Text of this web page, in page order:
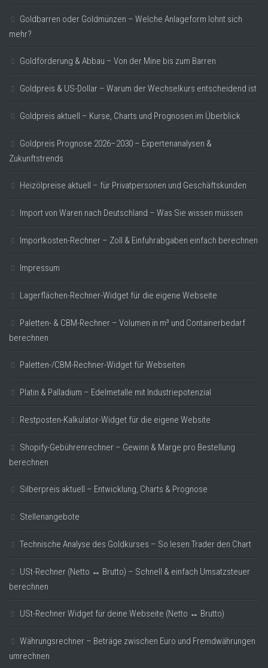
Goldbarren oder Goldmünzen – Welche Anlageform lohnt sich
mehr?
Goldförderung & Abbau – Von der Mine bis zum Barren
Goldpreis & US-Dollar – Warum der Wechselkurs entscheidend ist
Goldpreis aktuell – Kurse, Charts und Prognosen im Überblick
Goldpreis Prognose 2026–2030 – Expertenanalysen &
Zukunftstrends
Heizölpreise aktuell – für Privatpersonen und Geschäftskunden
Import von Waren nach Deutschland – Was Sie wissen müssen
Importkosten-Rechner – Zoll & Einfuhrabgaben einfach berechnen
Impressum
Lagerflächen-Rechner-Widget für die eigene Webseite
Paletten- & CBM-Rechner – Volumen in m³ und Containerbedarf
berechnen
Paletten-/CBM-Rechner-Widget für Webseiten
Platin & Palladium – Edelmetalle mit Industriepotenzial
Restposten-Kalkulator-Widget für die eigene Website
Shopify-Gebührenrechner – Gewinn & Marge pro Bestellung
berechnen
Silberpreis aktuell – Entwicklung, Charts & Prognose
Stellenangebote
Technische Analyse des Goldkurses – So lesen Trader den Chart
USt-Rechner (Netto ↔ Brutto) – Schnell & einfach Umsatzsteuer
berechnen
USt-Rechner Widget für deine Webseite (Netto ↔ Brutto)
Währungsrechner – Beträge zwischen Euro und Fremdwährungen
umrechnen